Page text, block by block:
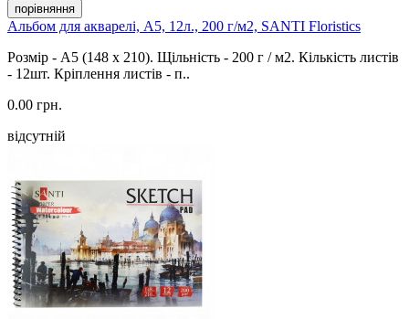
порівняння
Альбом для акварелі, A5, 12л., 200 г/м2, SANTI Floristics
Розмір - А5 (148 x 210). Щільність - 200 г / м2. Кількість листів
- 12шт. Кріплення листів - п..
0.00 грн.
відсутній